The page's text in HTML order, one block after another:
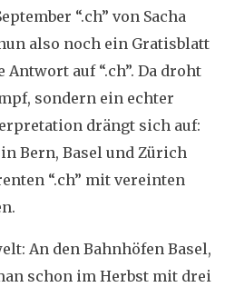
“.ch” von Sacha
also noch ein Gratisblatt
auf “.ch”. Da droht
sondern ein echter
drängt sich auf:
Bern, Basel und Zürich
“.ch” mit vereinten
An den Bahnhöfen Basel,
schon im Herbst mit drei